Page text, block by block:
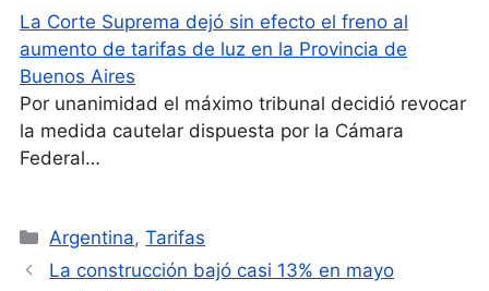
La Corte Suprema dejó sin efecto el freno al
aumento de tarifas de luz en la Provincia de
Buenos Aires
Por unanimidad el máximo tribunal decidió revocar
la medida cautelar dispuesta por la Cámara
Federal…
Categorías
Argentina,Tarifas
La construcción bajó casi 13% en mayo